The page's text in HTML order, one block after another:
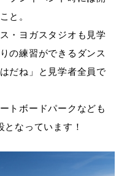
と。
・ヨガスタジオも見学
の練習ができるダンス
だね」と見学者全員で
トボードパークなども
なっています！